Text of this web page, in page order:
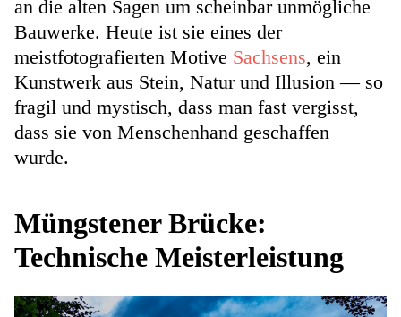
an die alten Sagen um scheinbar unmögliche
Bauwerke. Heute ist sie eines der
meistfotografierten Motive Sachsens, ein
Kunstwerk aus Stein, Natur und Illusion — so
fragil und mystisch, dass man fast vergisst,
dass sie von Menschenhand geschaffen
wurde.
Müngstener Brücke:
Technische Meisterleistung